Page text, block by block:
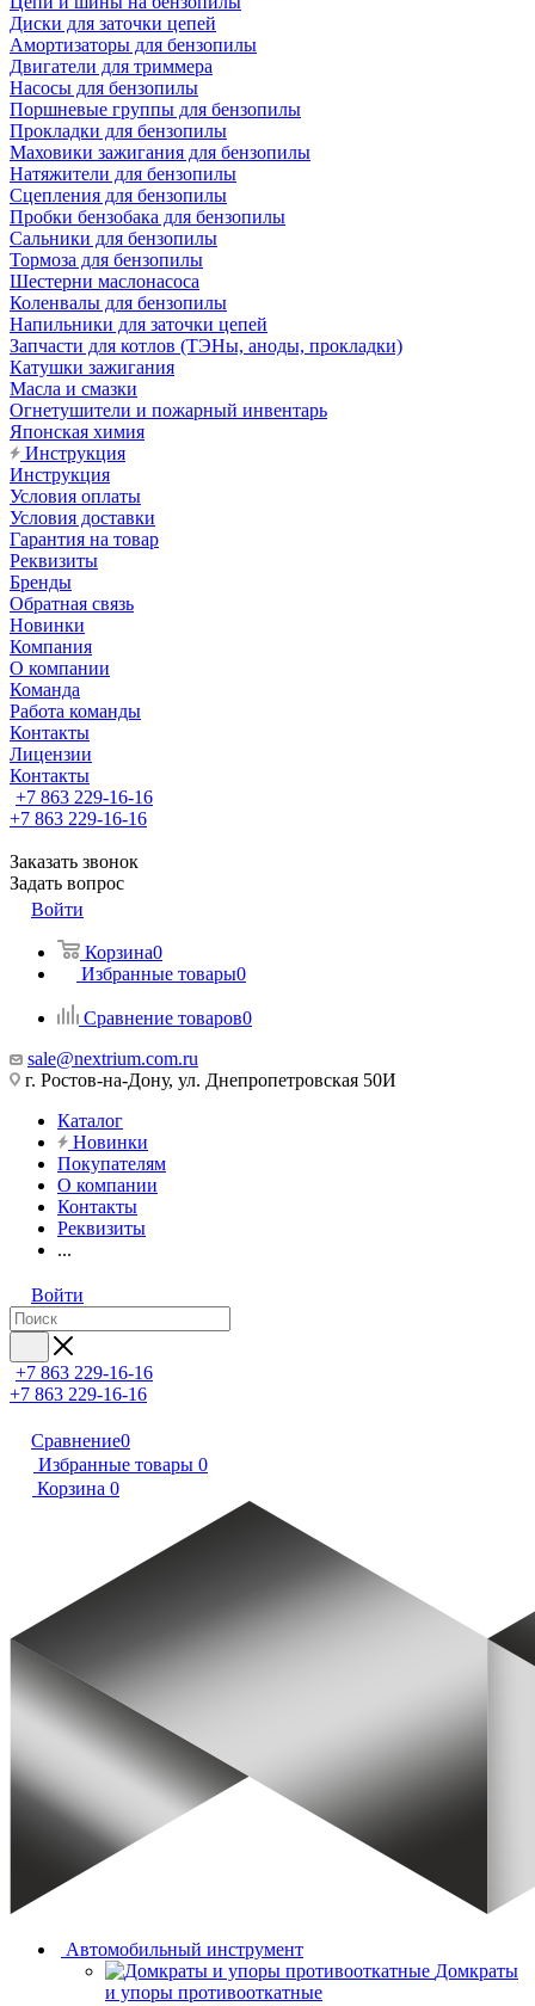
Диски для заточки цепей
Амортизаторы для бензопилы
Двигатели для триммера
Насосы для бензопилы
Поршневые группы для бензопилы
Прокладки для бензопилы
Маховики зажигания для бензопилы
Натяжители для бензопилы
Сцепления для бензопилы
Пробки бензобака для бензопилы
Сальники для бензопилы
Тормоза для бензопилы
Шестерни маслонасоса
Коленвалы для бензопилы
Напильники для заточки цепей
Запчасти для котлов (ТЭНы, аноды, прокладки)
Катушки зажигания
Масла и смазки
Огнетушители и пожарный инвентарь
Японская химия
Инструкция
Инструкция
Условия оплаты
Условия доставки
Гарантия на товар
Реквизиты
Бренды
Обратная связь
Новинки
Компания
О компании
Команда
Работа команды
Контакты
Лицензии
Контакты
+7 863 229-16-16
+7 863 229-16-16
Заказать звонок
Задать вопрос
Войти
Корзина0
Избранные товары0
Сравнение товаров0
sale@nextrium.com.ru
г. Ростов-на-Дону, ул. Днепропетровская 50И
Каталог
Новинки
Покупателям
О компании
Контакты
Реквизиты
...
Войти
+7 863 229-16-16
+7 863 229-16-16
Сравнение0
Избранные товары 0
Корзина 0
Автомобильный инструмент
Домкраты
и упоры противооткатные